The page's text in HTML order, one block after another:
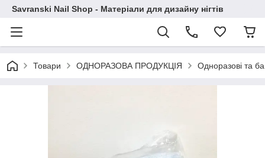
Savranski Nail Shop - Матеріали для дизайну нігтів
Товари ОДНОРАЗОВА ПРОДУКЦІЯ Одноразові та